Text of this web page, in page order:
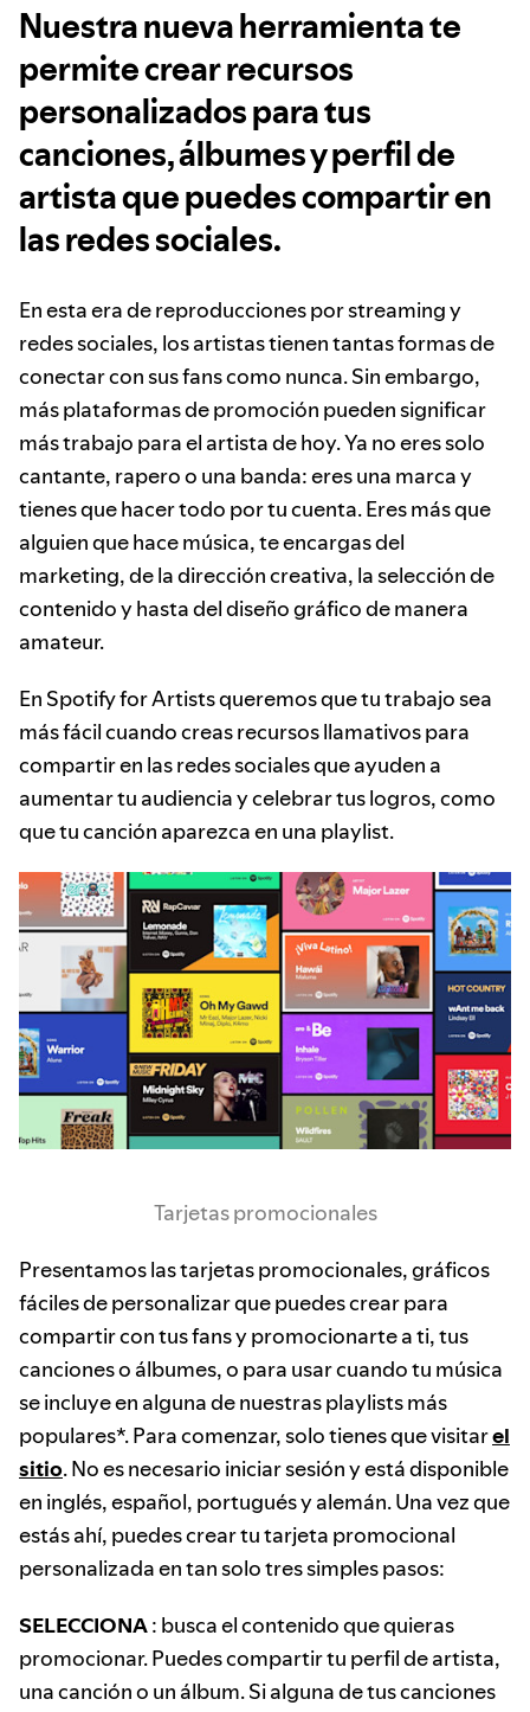
Nuestra nueva herramienta te
permite crear recursos
personalizados para tus
canciones, álbumes y perfil de
artista que puedes compartir en
las redes sociales.
En esta era de reproducciones por streaming y
redes sociales, los artistas tienen tantas formas de
conectar con sus fans como nunca. Sin embargo,
más plataformas de promoción pueden significar
más trabajo para el artista de hoy. Ya no eres solo
cantante, rapero o una banda: eres una marca y
tienes que hacer todo por tu cuenta. Eres más que
alguien que hace música, te encargas del
marketing, de la dirección creativa, la selección de
contenido y hasta del diseño gráfico de manera
amateur.
En Spotify for Artists queremos que tu trabajo sea
más fácil cuando creas recursos llamativos para
compartir en las redes sociales que ayuden a
aumentar tu audiencia y celebrar tus logros, como
que tu canción aparezca en una playlist.
Tarjetas promocionales
Presentamos las tarjetas promocionales, gráficos
fáciles de personalizar que puedes crear para
compartir con tus fans y promocionarte a ti, tus
canciones o álbumes, o para usar cuando tu música
se incluye en alguna de nuestras playlists más
populares*. Para comenzar, solo tienes que visitarel
sitio. No es necesario iniciar sesión y está disponible
en inglés, español, portugués y alemán. Una vez que
estás ahí, puedes crear tu tarjeta promocional
personalizada en tan solo tres simples pasos:
SELECCIONA: busca el contenido que quieras
promocionar. Puedes compartir tu perfil de artista,
una canción o un álbum. Si alguna de tus canciones